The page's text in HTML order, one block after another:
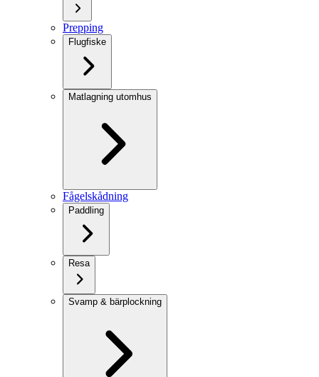
Prepping
Flugfiske
Matlagning utomhus
Fågelskådning
Paddling
Resa
Svamp & bärplockning